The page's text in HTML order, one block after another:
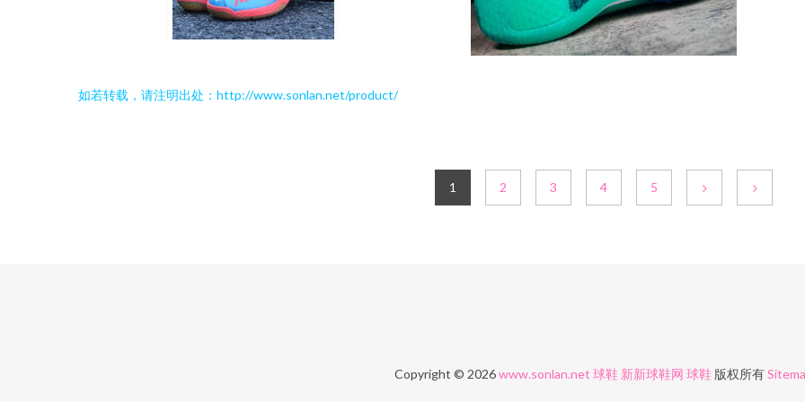
如若转载，请注明出处：http://www.sonlan.net/product/
1 2 3 4 5
Copyright © 2026www.sonlan.net 球鞋 新新球鞋网 球鞋 版权所有